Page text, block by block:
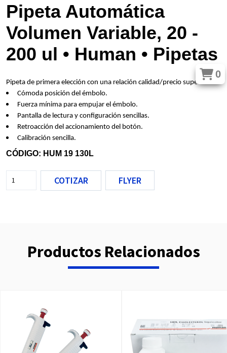
Pipeta Automática
Volumen Variable, 20 -
200 ul • Human • Pipetas
Pipeta de primera elección con una relación calidad/precio superior.
Cómoda posición del émbolo.
Fuerza mínima para empujar el émbolo.
Pantalla de lectura y configuración sencillas.
Retroacción del accionamiento del botón.
Calibración sencilla.
CÓDIGO: HUM 19 130L
COTIZAR FLYER
Productos Relacionados
0